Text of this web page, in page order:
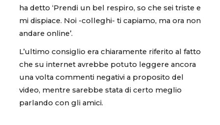
ha detto ‘Prendi un bel respiro, so che sei triste e
mi dispiace. Noi -colleghi- ti capiamo, ma ora non
andare online’.
L’ultimo consiglio era chiaramente riferito al fatto
che su internet avrebbe potuto leggere ancora
una volta commenti negativi a proposito del
video, mentre sarebbe stata di certo meglio
parlando con gli amici.